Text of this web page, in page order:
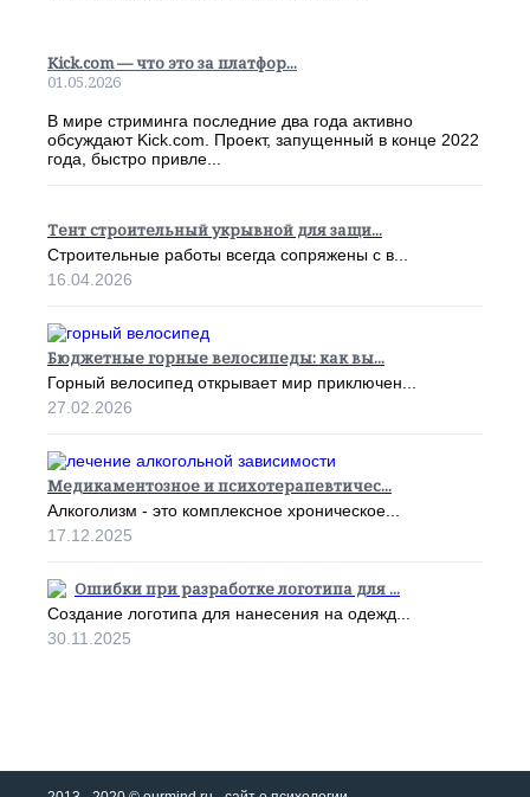
Kick.com — что это за платфор...
01.05.2026
В мире стриминга последние два года активно
обсуждают Kick.com. Проект, запущенный в конце 2022
года, быстро привле...
Тент строительный укрывной для защи...
Строительные работы всегда сопряжены с в...
16.04.2026
Бюджетные горные велосипеды: как вы...
Горный велосипед открывает мир приключен...
27.02.2026
Медикаментозное и психотерапевтичес...
Алкоголизм - это комплексное хроническое...
17.12.2025
Ошибки при разработке логотипа для ...
Создание логотипа для нанесения на одежд...
30.11.2025